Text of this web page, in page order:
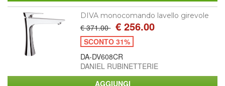
DIVA monocomando lavello girevole
€ 371.00 € 256.00
SCONTO 31%
DA-DV608CR
DANIEL RUBINETTERIE